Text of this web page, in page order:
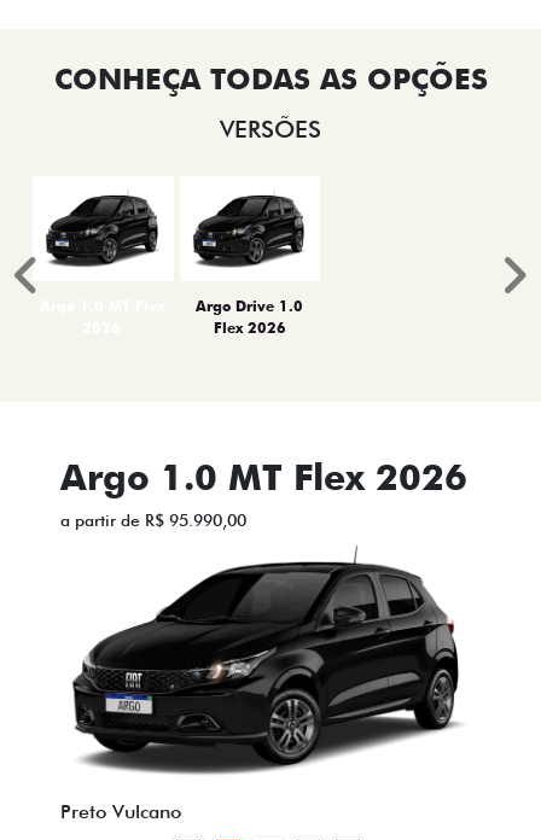
VERSÕES
Argo Drive 1.0
Flex 2026
Anterior
Argo 1.0 MT Flex 2026
a partir de R$ 95.990,00
Preto Vulcano